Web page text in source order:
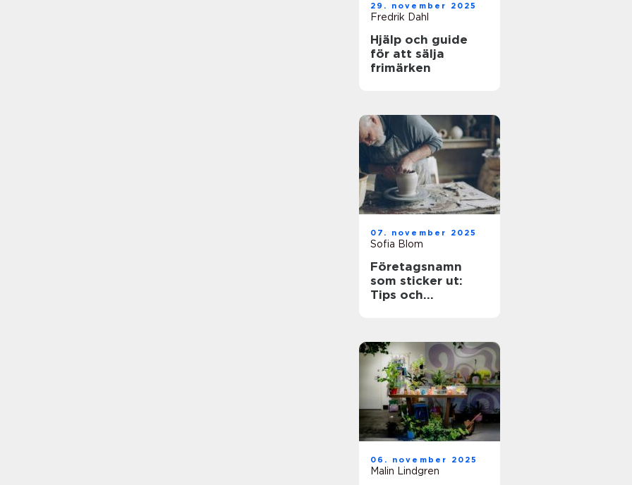
29. november 2025
Fredrik Dahl
Hjälp och guide
för att sälja
frimärken
07. november 2025
Sofia Blom
Företagsnamn
som sticker ut:
Tips och
06. november 2025
Malin Lindgren